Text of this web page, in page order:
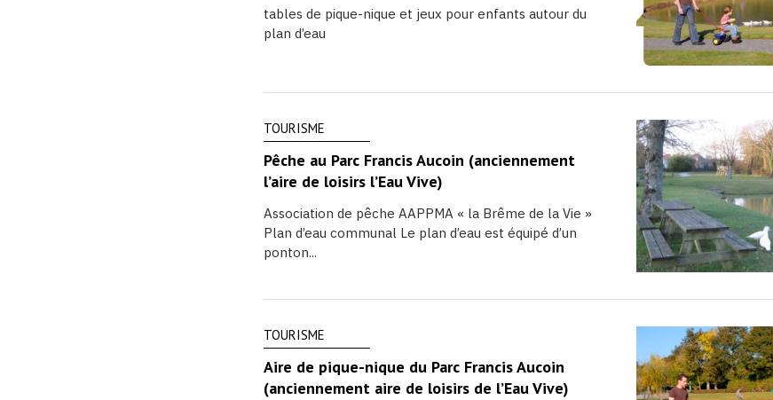
tables de pique-nique et jeux pour enfants autour du
plan d’eau
TOURISME
Pêche au Parc Francis Aucoin (anciennement
l’aire de loisirs l’Eau Vive)
Association de pêche AAPPMA « la Brême de la Vie »
Plan d’eau communal Le plan d’eau est équipé d’un
ponton...
TOURISME
Aire de pique-nique du Parc Francis Aucoin
(anciennement aire de loisirs de l’Eau Vive)